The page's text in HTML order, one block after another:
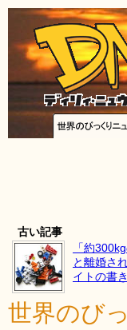
古い記事
「約
と離婚さ
イトの書
世界のび